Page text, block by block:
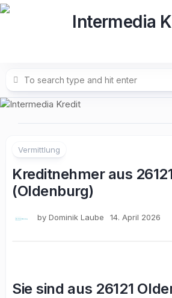
Skip
Vermittlung
Kreditnehmer aus
(Oldenburg)
by Dominik Laube 14. April 2026
Sie sind aus 26121